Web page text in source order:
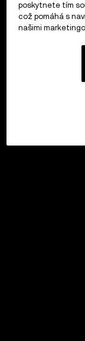
poskytnete tím
což pomáhá s
našimi